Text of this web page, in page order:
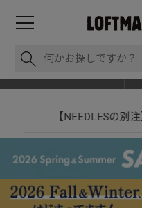
【NEEDLESの別